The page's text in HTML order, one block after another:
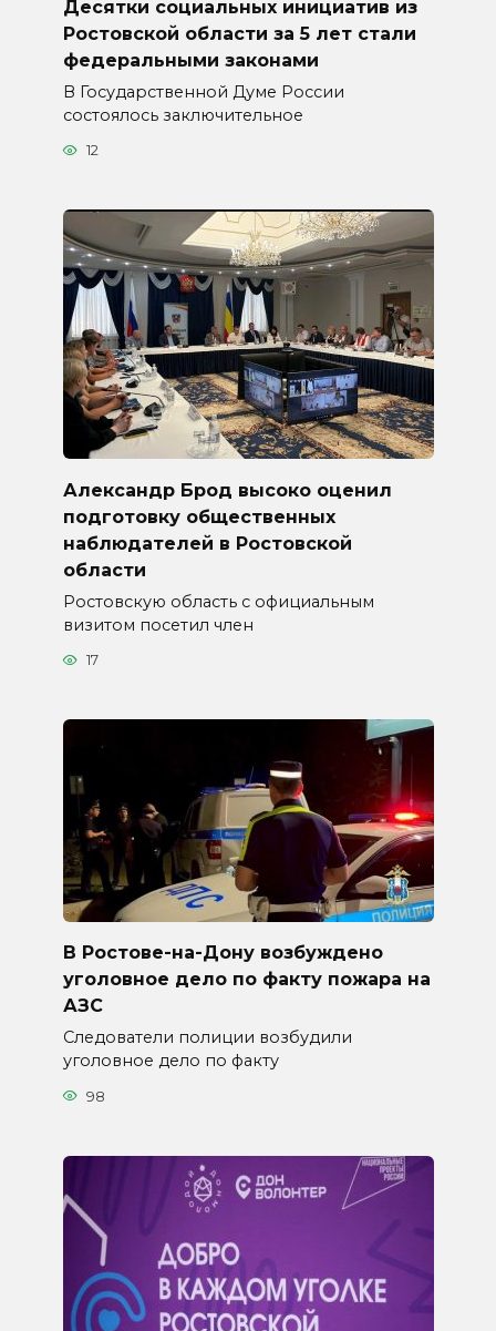
Десятки социальных инициатив из
Ростовской области за 5 лет стали
федеральными законами
В Государственной Думе России
состоялось заключительное
12
Александр Брод высоко оценил
подготовку общественных
наблюдателей в Ростовской
области
Ростовскую область с официальным
визитом посетил член
17
В Ростове-на-Дону возбуждено
уголовное дело по факту пожара на
АЗС
Следователи полиции возбудили
уголовное дело по факту
98